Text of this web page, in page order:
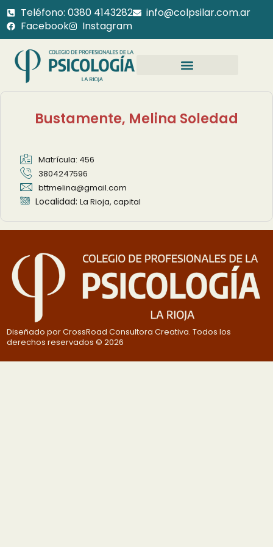
Teléfono: 0380 4143282
info@colpsilar.com.ar
Facebook
Instagram
Bustamente, Melina Soledad
Matrícula: 456
3804247596
bttmelina@gmail.com
Localidad:La Rioja, capital
Diseñado por CrossRoad Consultora Creativa. Todos los
derechos reservados © 2026